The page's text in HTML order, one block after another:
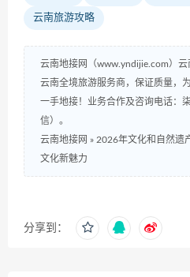
云南旅游攻略
云南地接网（www.yndijie.com）云
云南全境旅游服务商，保证质量，
一手地接！业务合作及咨询电话：
信）。
云南地接网 » 2026年文化和自然遗
文化新魅力
分享到：